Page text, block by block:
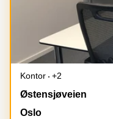
Kontor
+2
Østensjøveien 43, Oslo
Østensjøveien
Oslo